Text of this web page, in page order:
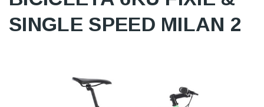
SINGLE SPEED MILAN 2